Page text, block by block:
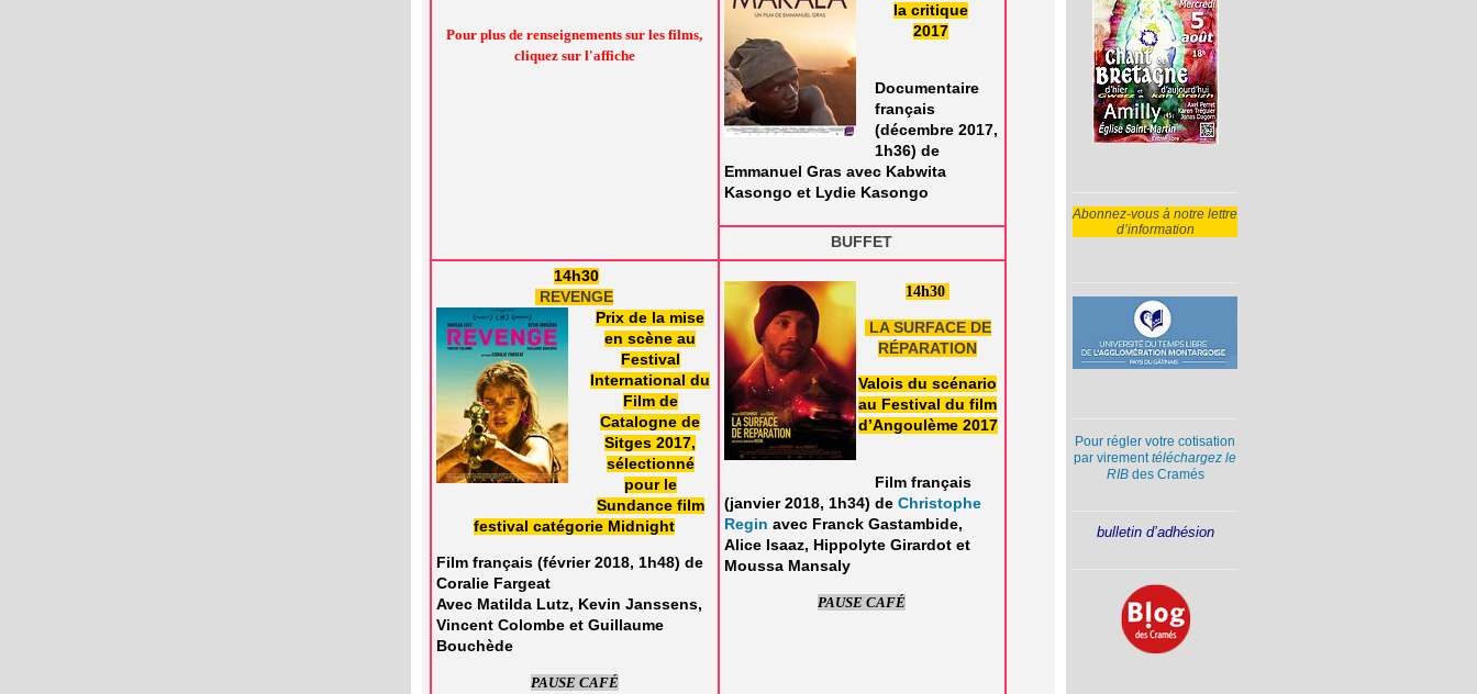
Pour plus de renseignements sur les films,
cliquez sur l'affiche
la critique
2017
Documentaire
français
(décembre 2017,
1h36) de
Emmanuel Gras avec Kabwita
Kasongo et Lydie Kasongo
BUFFET
14h30
REVENGE
Prix de la mise
en scène au
Festival
International du
Film de
Catalogne de
Sitges 2017,
sélectionné
pour le
Sundance film
festival catégorie Midnight
Film français (février 2018, 1h48) de
Coralie Fargeat
Avec Matilda Lutz, Kevin Janssens,
Vincent Colombe et Guillaume
Bouchède
PAUSE CAFÉ
14h30
LA SURFACE DE
RÉPARATION
Valois du scénario
au Festival du film
d’Angoulème 2017
Film français
(janvier 2018, 1h34) de Christophe
Regin avec Franck Gastambide,
Alice Isaaz, Hippolyte Girardot et
Moussa Mansaly
PAUSE CAFÉ
Abonnez-vous à notre lettre
d’information
Pour régler votre cotisation
par virementtéléchargez le
RIBdes Cramés
bulletin d’adhésion